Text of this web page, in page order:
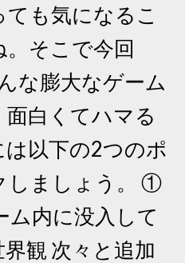
も気になるこ
そこで今回
な膨大なゲーム
白くてハマる
以下の2つのポ
しましょう。 ①
ム内に没入して
観 次々と追加